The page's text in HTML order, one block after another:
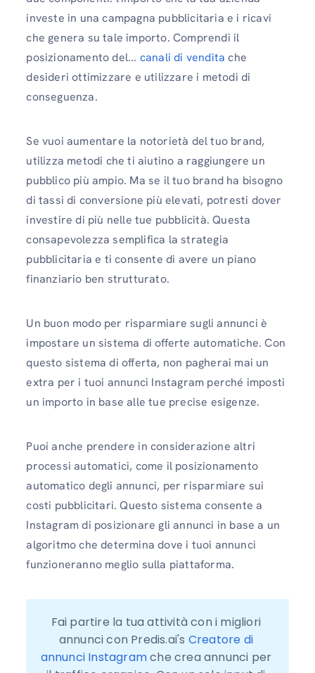
investe in una campagna pubblicitaria e i ricavi
che genera su tale importo. Comprendi il
posizionamento del... canali di vendita che
desideri ottimizzare e utilizzare i metodi di
conseguenza.
Se vuoi aumentare la notorietà del tuo brand,
utilizza metodi che ti aiutino a raggiungere un
pubblico più ampio. Ma se il tuo brand ha bisogno
di tassi di conversione più elevati, potresti dover
investire di più nelle tue pubblicità. Questa
consapevolezza semplifica la strategia
pubblicitaria e ti consente di avere un piano
finanziario ben strutturato.
Un buon modo per risparmiare sugli annunci è
impostare un sistema di offerte automatiche. Con
questo sistema di offerta, non pagherai mai un
extra per i tuoi annunci Instagram perché imposti
un importo in base alle tue precise esigenze.
Puoi anche prendere in considerazione altri
processi automatici, come il posizionamento
automatico degli annunci, per risparmiare sui
costi pubblicitari. Questo sistema consente a
Instagram di posizionare gli annunci in base a un
algoritmo che determina dove i tuoi annunci
funzioneranno meglio sulla piattaforma.
Fai partire la tua attività con i migliori
annunci con Predis.ai's Creatore di
annunci Instagram che crea annunci per